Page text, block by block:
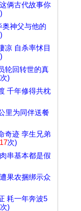
俩古代故事你
奥神父与他的
凉 自杀率怵目
轮回转世的真
次)
千年修得共枕
里为同伴送餐
奇迹 孪生兄弟
次)
串基本都是假
果农捆绑示众
耗一年奔波5
次)